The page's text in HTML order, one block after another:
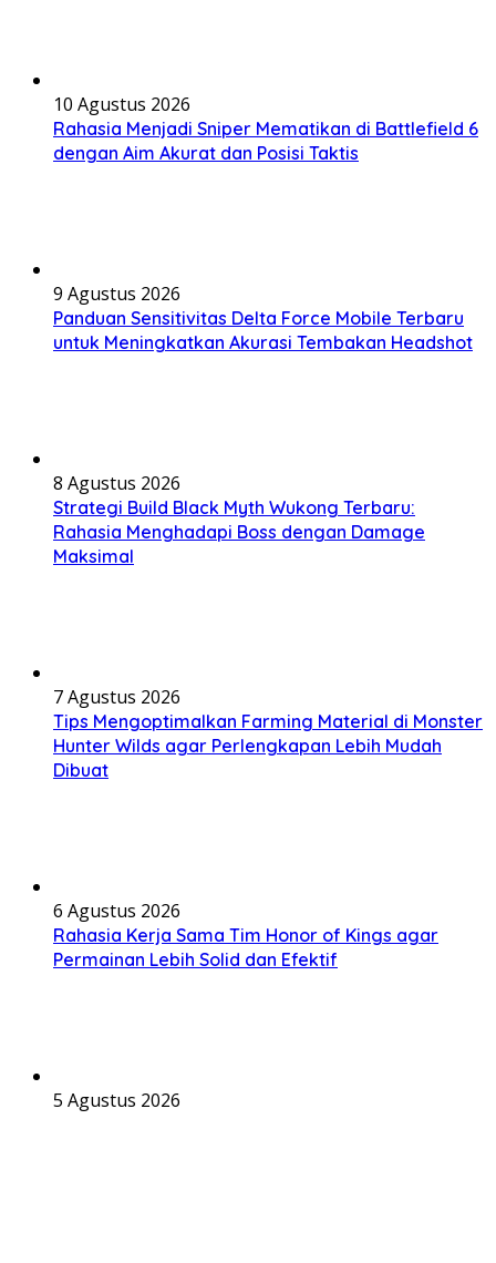
10 Agustus 2026
Rahasia Menjadi Sniper Mematikan di Battlefield 6
dengan Aim Akurat dan Posisi Taktis
9 Agustus 2026
Panduan Sensitivitas Delta Force Mobile Terbaru
untuk Meningkatkan Akurasi Tembakan Headshot
8 Agustus 2026
Strategi Build Black Myth Wukong Terbaru:
Rahasia Menghadapi Boss dengan Damage
Maksimal
7 Agustus 2026
Tips Mengoptimalkan Farming Material di Monster
Hunter Wilds agar Perlengkapan Lebih Mudah
Dibuat
6 Agustus 2026
Rahasia Kerja Sama Tim Honor of Kings agar
Permainan Lebih Solid dan Efektif
5 Agustus 2026